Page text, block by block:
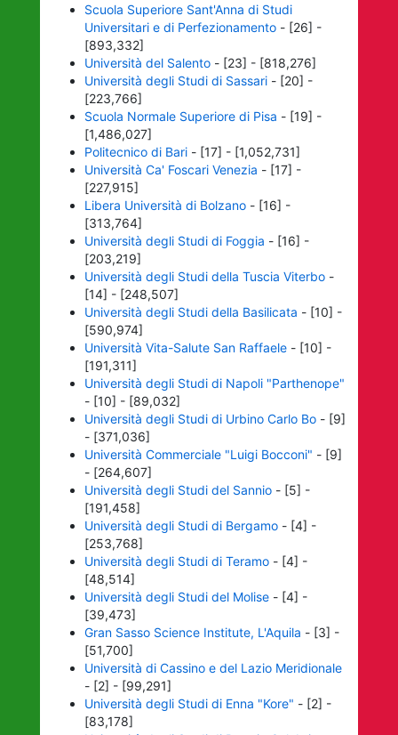
Scuola Superiore Sant'Anna di Studi
Universitari e di Perfezionamento- [26] -
[893,332]
Università del Salento- [23] - [818,276]
Università degli Studi di Sassari- [20] -
[223,766]
Scuola Normale Superiore di Pisa - [19] -
[1,486,027]
Politecnico di Bari- [17] - [1,052,731]
Università Ca' Foscari Venezia - [17] -
[227,915]
Libera Università di Bolzano- [16] -
[313,764]
Università degli Studi di Foggia - [16] -
[203,219]
Università degli Studi della Tuscia Viterbo-
[14] - [248,507]
Università degli Studi della Basilicata - [10] -
[590,974]
Università Vita-Salute San Raffaele- [10] -
[191,311]
Università degli Studi di Napoli "Parthenope"
- [10] - [89,032]
Università degli Studi di Urbino Carlo Bo- [9]
- [371,036]
Università Commerciale "Luigi Bocconi" - [9]
- [264,607]
Università degli Studi del Sannio- [5] -
[191,458]
Università degli Studi di Bergamo- [4] -
[253,768]
Università degli Studi di Teramo- [4] -
[48,514]
Università degli Studi del Molise- [4] -
[39,473]
Gran Sasso Science Institute, L'Aquila - [3] -
[51,700]
Università di Cassino e del Lazio Meridionale
- [2] - [99,291]
Università degli Studi di Enna "Kore" - [2] -
[83,178]